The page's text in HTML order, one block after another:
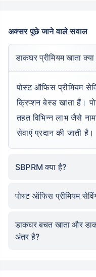
अक्सर पूछे जाने वाले सवाल
डाकघर प्रीमियम खाता
पोस्ट ऑफिस प्रीमियम
क्रिप्शन बेस्ड खाता हैं।
तहत विभिन्न लाभ जैसे
सेवाएं प्रदान की जाती है।
SBPRM क्या है?
पोस्ट ऑफिस प्रीमियम
डाकघर बचत खाता और
अंतर है?